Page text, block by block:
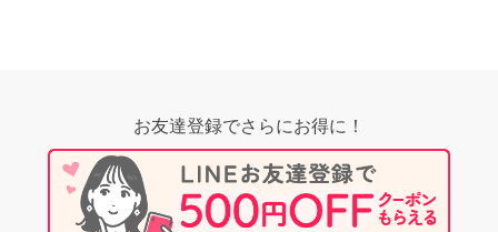
お友達登録でさらにお得に！